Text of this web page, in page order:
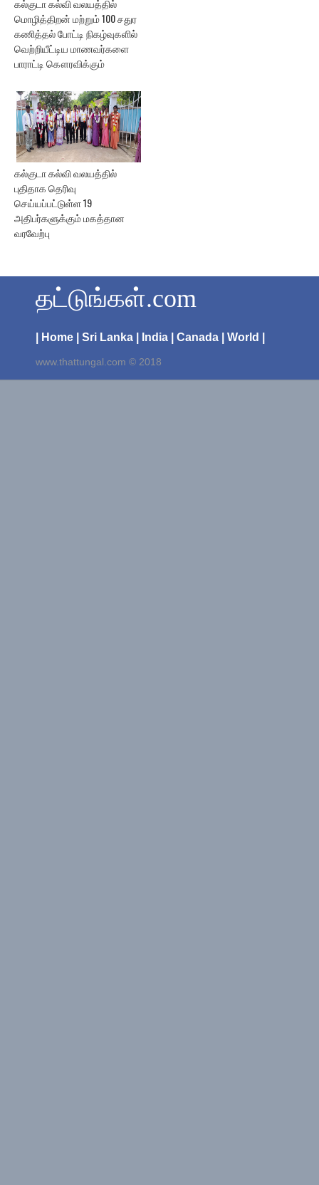
கல்குடா கல்வி வலயத்தில்
மொழித்திறன் மற்றும் 100 சதுர
கணித்தல் போட்டி நிகழ்வுகளில்
வெற்றியீட்டிய மாணவர்களை
பாராட்டி கௌரவிக்கும்
கல்குடா கல்வி வலயத்தில்
புதிதாக தெரிவு
செய்யப்பட்டுள்ள 19
அதிபர்களுக்கும் மகத்தான
வரவேற்பு
தட்டுங்கள்.com
| Home | Sri Lanka | India | Canada | World |
www.thattungal.com © 2018